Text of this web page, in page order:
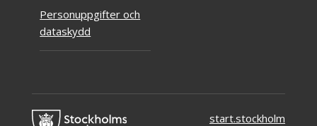
Personuppgifter och
dataskydd
start.stockholm